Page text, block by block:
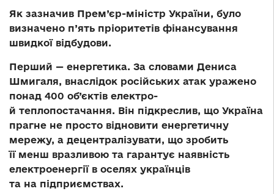
Як зазначив Прем’єр-міністр України, було
визначено п’ять пріоритетів фінансування
швидкої відбудови.
Перший — енергетика. За словами Дениса
Шмигаля, внаслідок російських атак уражено
понад 400 об’єктів електро-
й теплопостачання. Він підкреслив, що Україна
прагне не просто відновити енергетичну
мережу, а децентралізувати, що зробить
її менш вразливою та гарантує наявність
електроенергії в оселях українців
та на підприємствах.